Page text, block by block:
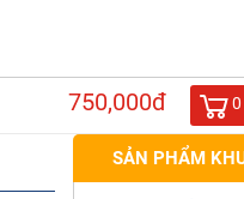
750,000đ 0
SẢN PHẨM